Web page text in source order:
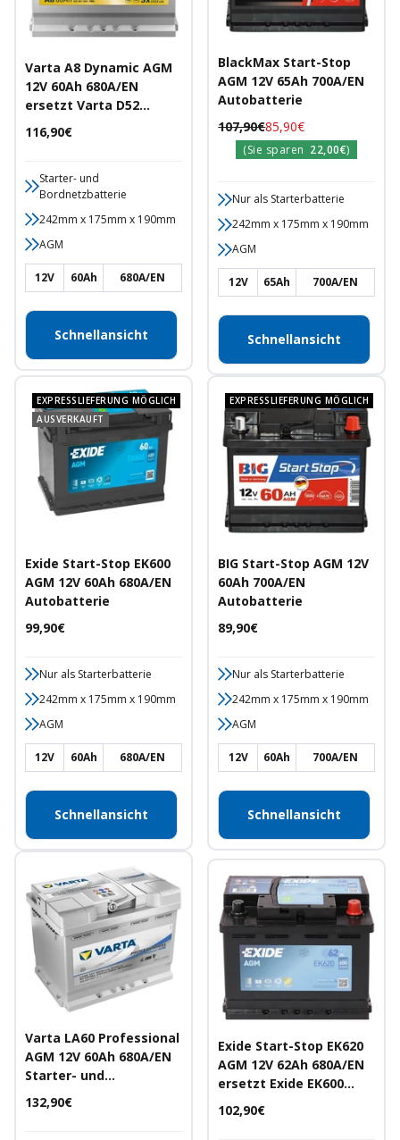
Varta A8 Dynamic AGM
12V 60Ah 680A/EN
ersetzt Varta D52
Angebotspreis
116,90€
Starter- und
Bordnetzbatterie
242mm x 175mm x 190mm
AGM
12V 60Ah 680A/EN
Schnellansicht
BlackMax Start-Stop
AGM 12V 65Ah 700A/EN
Autobatterie
Angebotspreis
85,90€
Regulärer
Preis
107,90€
(Sie sparen 22,00€)
Nur als Starterbatterie
242mm x 175mm x 190mm
AGM
12V 65Ah 700A/EN
Schnellansicht
EXPRESSLIEFERUNG MÖGLICH
AUSVERKAUFT
Exide Start-Stop EK600
AGM 12V 60Ah 680A/EN
Autobatterie
Angebotspreis
99,90€
Nur als Starterbatterie
242mm x 175mm x 190mm
AGM
12V 60Ah 680A/EN
Schnellansicht
EXPRESSLIEFERUNG MÖGLICH
BIG Start-Stop AGM 12V
60Ah 700A/EN
Autobatterie
Angebotspreis
89,90€
Nur als Starterbatterie
242mm x 175mm x 190mm
AGM
12V 60Ah 700A/EN
Schnellansicht
Varta LA60 Professional
AGM 12V 60Ah 680A/EN
Starter- und
Versorgerbatterie
Angebotspreis
132,90€
Exide Start-Stop EK620
AGM 12V 62Ah 680A/EN
ersetzt Exide EK600
Autobatterie
Angebotspreis
102,90€